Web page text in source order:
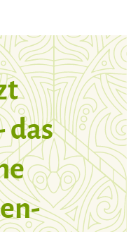
das